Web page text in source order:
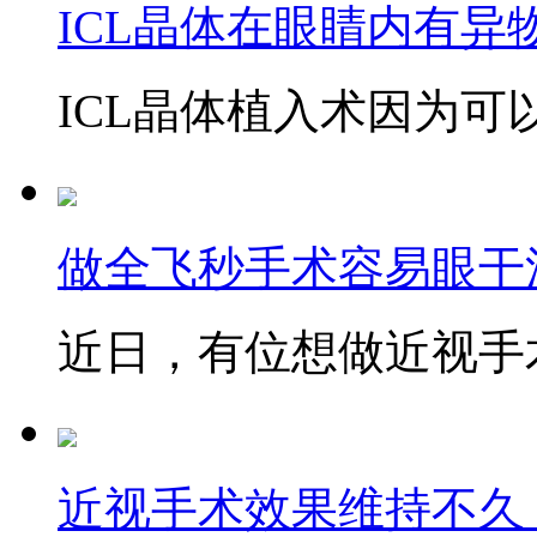
ICL晶体在眼睛内有异
ICL晶体植入术因为可
做全飞秒手术容易眼
近日，有位想做近视
近视手术效果维持不